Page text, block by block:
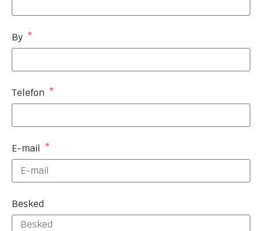
By
Telefon
E-mail
Besked